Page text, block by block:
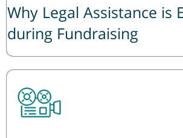
Why Legal Assistance is
during Fundraising